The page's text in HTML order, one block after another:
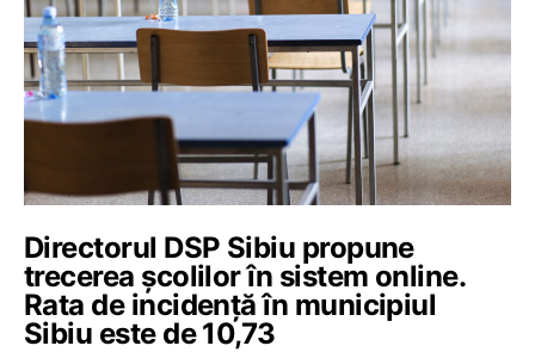
Directorul DSP Sibiu propune
trecerea școlilor în sistem online.
Rata de incidență în municipiul
Sibiu este de 10,73